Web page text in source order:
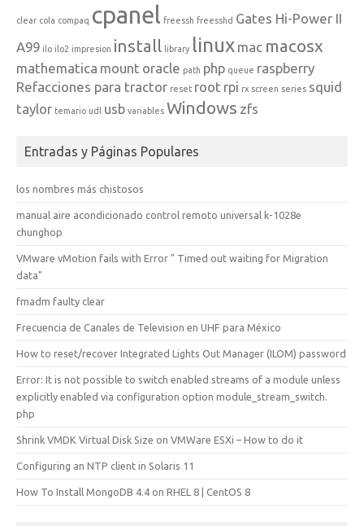
clear cola compaq cpanel freessh freesshd Gates Hi-Power II
A99 ilo ilo2 impresion install library linux mac macosx
mathematica mount oracle path php queue raspberry
Refacciones para tractor reset root rpi rx screen series squid
taylor temario udl usb variables Windows zfs
Entradas y Páginas Populares
los nombres más chistosos
manual aire acondicionado control remoto universal k-1028e
chunghop
VMware vMotion fails with Error " Timed out waiting for Migration
data"
fmadm faulty clear
Frecuencia de Canales de Television en UHF para México
How to reset/recover Integrated Lights Out Manager (ILOM) password
Error: It is not possible to switch enabled streams of a module unless
explicitly enabled via configuration option module_stream_switch.
php
Shrink VMDK Virtual Disk Size on VMWare ESXi – How to do it
Configuring an NTP client in Solaris 11
How To Install MongoDB 4.4 on RHEL 8 | CentOS 8